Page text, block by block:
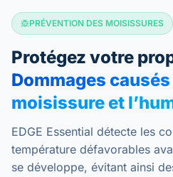
PRÉVENTION DES MOISISSURES
Protégez votre
Dommages
moisissure et
EDGE Essential détecte les
température défavorables
se développe, évitant ainsi